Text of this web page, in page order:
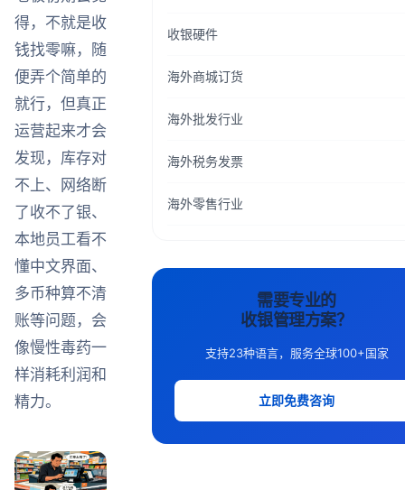
得，不就是收
钱找零嘛，随
便弄个简单的
就行，但真正
运营起来才会
发现，库存对
不上、网络断
了收不了银、
本地员工看不
懂中文界面、
多币种算不清
账等问题，会
像慢性毒药一
样消耗利润和
精力。
收银硬件
海外商城订货
海外批发行业
海外税务发票
海外零售行业
需要专业的
收银管理方案？
支持23种语言，服务全球100+国家
立即免费咨询